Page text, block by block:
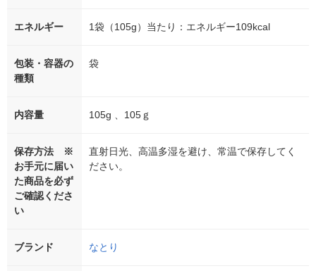
エネルギー 1袋（105g）当たり：エネルギー109kcal
包装・容器の
種類
袋
内容量 105g 、105ｇ
保存方法 ※
お手元に届い
た商品を必ず
ご確認くださ
い
直射日光、高温多湿を避け、常温で保存してく
ださい。
ブランド なとり